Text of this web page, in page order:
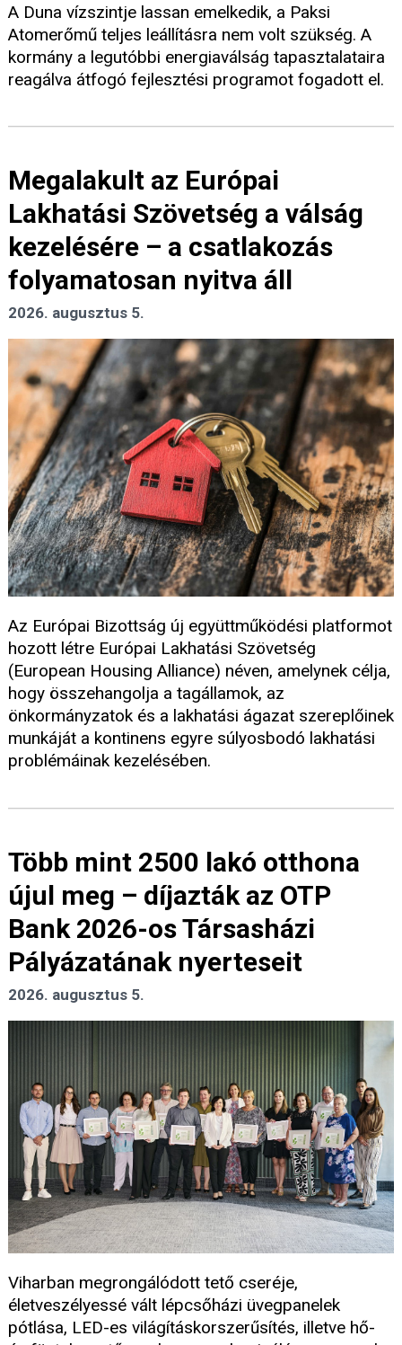
A Duna vízszintje lassan emelkedik, a Paksi
Atomerőmű teljes leállításra nem volt szükség. A
kormány a legutóbbi energiaválság tapasztalataira
reagálva átfogó fejlesztési programot fogadott el.
Megalakult az Európai
Lakhatási Szövetség a válság
kezelésére – a csatlakozás
folyamatosan nyitva áll
2026. augusztus 5.
Az Európai Bizottság új együttműködési platformot
hozott létre Európai Lakhatási Szövetség
(European Housing Alliance) néven, amelynek célja,
hogy összehangolja a tagállamok, az
önkormányzatok és a lakhatási ágazat szereplőinek
munkáját a kontinens egyre súlyosbodó lakhatási
problémáinak kezelésében.
Több mint 2500 lakó otthona
újul meg – díjazták az OTP
Bank 2026-os Társasházi
Pályázatának nyerteseit
2026. augusztus 5.
Viharban megrongálódott tető cseréje,
életveszélyessé vált lépcsőházi üvegpanelek
pótlása, LED-es világításkorszerűsítés, illetve hő-